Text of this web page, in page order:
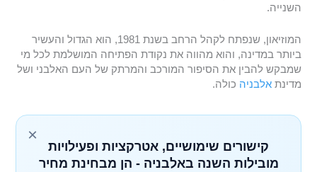
השנייה.
המוזיאון, שנפתח לקהל הרחב בשנת 1981, הוא הגדול והעשיר
ביותר במדינה, והוא מהווה את נקודת הפתיחה המושלמת לכל מי
שמבקש להבין את הסיפור המורכב והמרתק של העם האלבני ושל
מדינתאלבניה כולה.
×
קישורים שימושיים, אטרקציות ופעילויות
מובילות השנה באלבניה - הן מבחינת מחיר